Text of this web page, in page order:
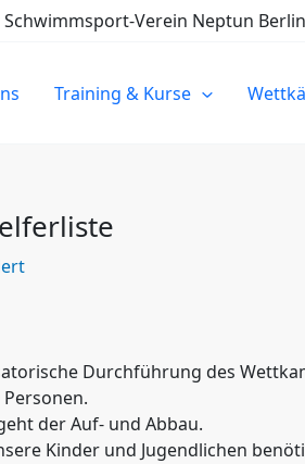
Verein Neptun
Training & Kurse
Durchführung des
der Auf- und Abbau.
Kinder und Jugendlichen